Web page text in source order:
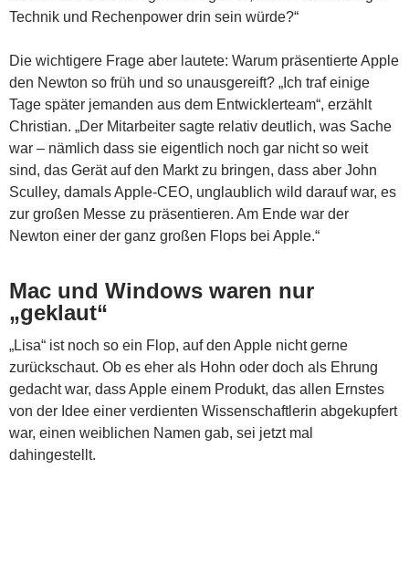
Technik und Rechenpower drin sein würde?“
Die wichtigere Frage aber lautete: Warum präsentierte Apple
den Newton so früh und so unausgereift? „Ich traf einige
Tage später jemanden aus dem Entwicklerteam“, erzählt
Christian. „Der Mitarbeiter sagte relativ deutlich, was Sache
war – nämlich dass sie eigentlich noch gar nicht so weit
sind, das Gerät auf den Markt zu bringen, dass aber John
Sculley, damals Apple-CEO, unglaublich wild darauf war, es
zur großen Messe zu präsentieren. Am Ende war der
Newton einer der ganz großen Flops bei Apple.“
Mac und Windows waren nur
„geklaut“
„Lisa“ ist noch so ein Flop, auf den Apple nicht gerne
zurückschaut. Ob es eher als Hohn oder doch als Ehrung
gedacht war, dass Apple einem Produkt, das allen Ernstes
von der Idee einer verdienten Wissenschaftlerin abgekupfert
war, einen weiblichen Namen gab, sei jetzt mal
dahingestellt.